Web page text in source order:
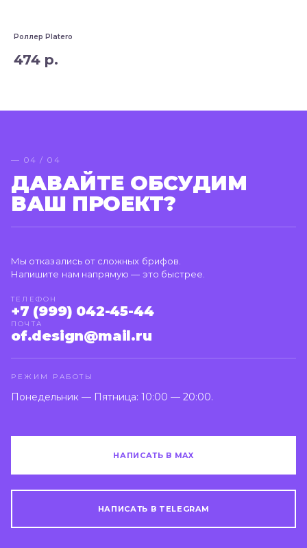
Роллер Platero
474 р.
— 04 / 04
ДАВАЙТЕ ОБСУДИМ
ВАШ ПРОЕКТ?
Мы отказались от сложных брифов.
Напишите нам напрямую — это быстрее.
ТЕЛЕФОН
+7 (999) 042-45-44
ПОЧТА
of.design@mail.ru
РЕЖИМ РАБОТЫ
Понедельник — Пятница: 10:00 — 20:00.
НАПИСАТЬ В MAX
НАПИСАТЬ В TELEGRAM